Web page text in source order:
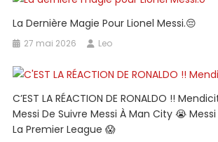
La Dernière Magie Pour Lionel Messi.😔
27 mai 2026 Leo
C’EST LA RÉACTION DE RONALDO !!
Messi De Suivre Messi À Man City 😭
La Premier League 😱